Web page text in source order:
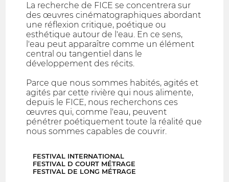
La recherche de FICE se concentrera sur
des œuvres cinématographiques abordant
une réflexion critique, poétique ou
esthétique autour de l'eau. En ce sens,
l'eau peut apparaître comme un élément
central ou tangentiel dans le
développement des récits.
Parce que nous sommes habités, agités et
agités par cette rivière qui nous alimente,
depuis le FICE, nous recherchons ces
œuvres qui, comme l'eau, peuvent
pénétrer poétiquement toute la réalité que
nous sommes capables de couvrir.
FESTIVAL INTERNATIONAL
FESTIVAL D COURT MÉTRAGE
FESTIVAL DE LONG MÉTRAGE